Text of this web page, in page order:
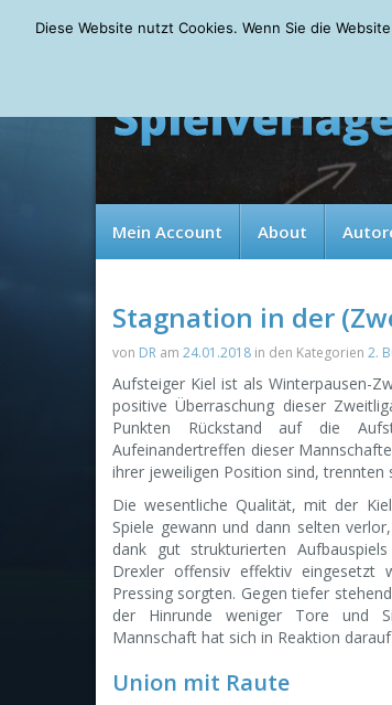
Saturday, 08.08.2026
Mein Account About
Stagnation in der
von DR am 24.01.2018 in den Kategorien 2.
Aufsteiger Kiel ist als Winterpausen-
positive Überraschung dieser
Punkten Rückstand auf die
Aufeinandertreffen dieser
ihrer jeweiligen Position sind, trennten
Die wesentliche Qualität, mit der
Spiele gewann und dann selten
dank gut strukturierten
Drexler offensiv effektiv eingesetzt
Pressing sorgten. Gegen tiefer
der Hinrunde weniger Tore und
Mannschaft hat sich in Reaktion
Union mit Raute
Diese Website nutzt Cookies. Wenn Sie die